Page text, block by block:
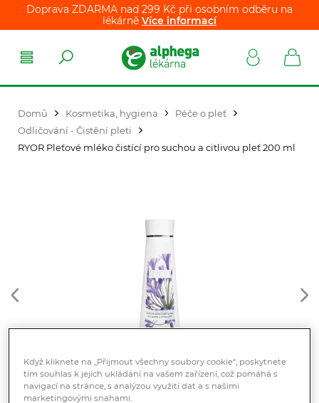
Doprava ZDARMA nad 299 Kč při osobním odběru na
lékárně Více informací
Domů Kosmetika, hygiena
Péče o pleť
Odličování - Čistění pleti
RYOR Pleťové mléko čistící pro suchou a citlivou pleť 200 ml
Když kliknete na „Přijmout všechny soubory cookie“, poskytnete
tím souhlas k jejich ukládání na vašem zařízení, což pomáhá s
navigací na stránce, s analýzou využití dat a s našimi
marketingovými snahami.